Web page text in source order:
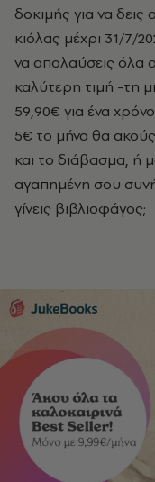
δοκιμής για να
κιόλας μέχρι 31/7/
να απολαύσεις όλα
καλύτερη τιμή -τη
59,90€ για ένα
5€ το μήνα θα
και το διάβασμα, ή
αγαπημένη σου
γίνεις βιβλιοφάγος;